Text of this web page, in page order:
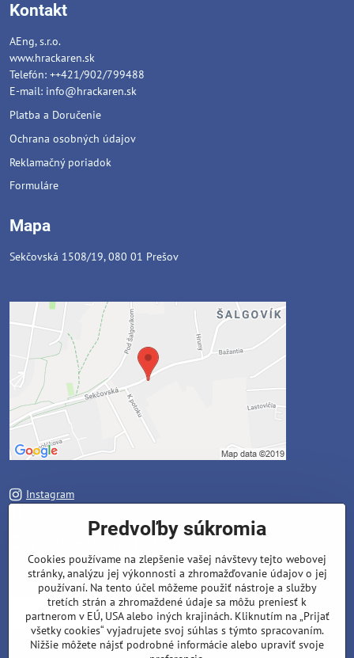
Kontakt
AEng, s.r.o.
www.hrackaren.sk
Telefón: ++421/902/799488
E-mail: info@hrackaren.sk
Platba a Doručenie
Ochrana osobných údajov
Reklamačný poriadok
Formuláre
Mapa
Sekčovská 1508/19, 080 01 Prešov
Instagram
Váš telefón*
Predvoľby súkromia
Cookies používame na zlepšenie vašej návštevy tejto webovej
stránky, analýzu jej výkonnosti a zhromažďovanie údajov o jej
používaní. Na tento účel môžeme použiť nástroje a služby
tretích strán a zhromaždené údaje sa môžu preniesť k
partnerom v EÚ, USA alebo iných krajinách. Kliknutím na „Prijať
všetky cookies“ vyjadrujete svoj súhlas s týmto spracovaním.
Nižšie môžete nájsť podrobné informácie alebo upraviť svoje